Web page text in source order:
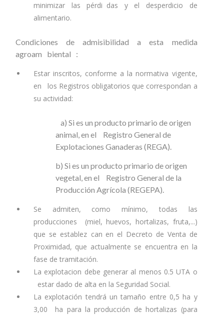
minimizar las pérdi das y el desperdicio de
alimentario.
Condiciones de admisibilidad a esta medida
agroam biental :
Estar inscritos, conforme a la normativa vigente,
en los Registros obligatorios que correspondan a
su actividad:
a) Si es un producto primario de origen
animal, en el Registro General de
Explotaciones Ganaderas (REGA).
b) Si es un producto primario de origen
vegetal, en el Registro General de la
Producción Agrícola (REGEPA).
Se admiten, como mínimo, todas las
producciones (miel, huevos, hortalizas, fruta,...)
que se establez can en el Decreto de Venta de
Proximidad, que actualmente se encuentra en la
fase de tramitación.
La explotacion debe generar al menos 0.5 UTA o
estar dado de alta en la Seguridad Social.
La explotación tendrá un tamaño entre 0,5 ha y
3,00 ha para la producción de hortalizas (para